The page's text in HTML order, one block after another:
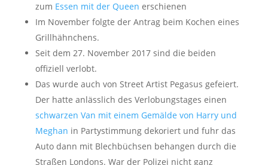
zum Essen mit der Queen erschienen
Im November folgte der Antrag beim Kochen eines
Grillhähnchens.
Seit dem 27. November 2017 sind die beiden
offiziell verlobt.
Das wurde auch von Street Artist Pegasus gefeiert.
Der hatte anlässlich des Verlobungstages einen
schwarzen Van mit einem Gemälde von Harry und
Meghan in Partystimmung dekoriert und fuhr das
Auto dann mit Blechbüchsen behangen durch die
Straßen Londons. War der Polizei nicht ganz